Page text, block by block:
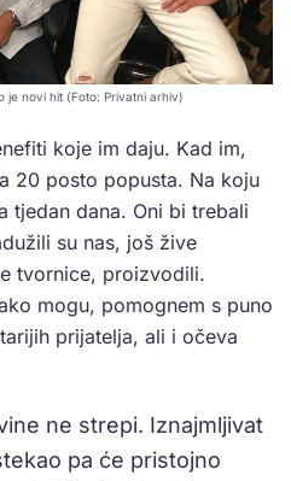
je novi hit (Foto: Privatni arhiv)
koje im daju. Kad im,
20 posto popusta. Na koju
tjedan dana. Oni bi trebali
su nas, još žive
tvornice, proizvodili.
mogu, pomognem s puno
prijatelja, ali i očeva
ne strepi. Iznajmljivat
pa će pristojno